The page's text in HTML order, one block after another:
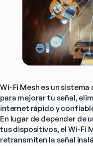
Wi-Fi Mesh es un
para mejorar tu señal,
internet rápido y
En lugar de depender de
tus dispositivos, el Wi-Fi
retransmiten la señal